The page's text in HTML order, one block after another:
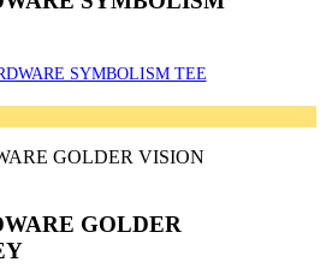
SYMBOLISM TEE
GOLDER